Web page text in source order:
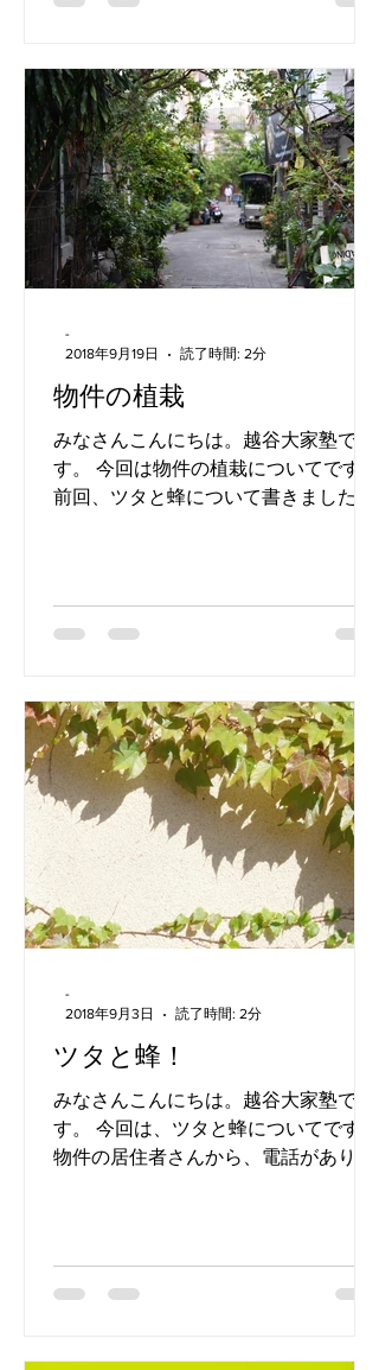
容になっています。...
物件の植栽
みなさんこんにちは。越谷大家塾で
す。 今回は物件の植栽についてです。
前回、ツタと蜂について書きました。
し、選択肢も色々あります。...
-
2018年9月19日
読了時間: 2分
ツタと蜂！
みなさんこんにちは。越谷大家塾で
す。 今回は、ツタと蜂についてです。
物件の居住者さんから、電話がありま
年も蜂が発生し、業者に依頼して駆除
してもらったのです。...
-
2018年9月3日
読了時間: 2分